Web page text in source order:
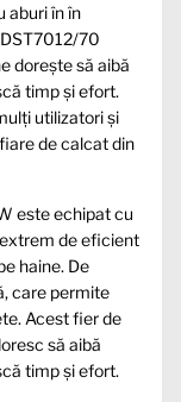
aburi în în
70
dorește să aibă
timp și efort.
utilizatori și
de calcat din
este echipat cu
de eficient
haine. De
care permite
Acest fier de
să aibă
timp și efort.